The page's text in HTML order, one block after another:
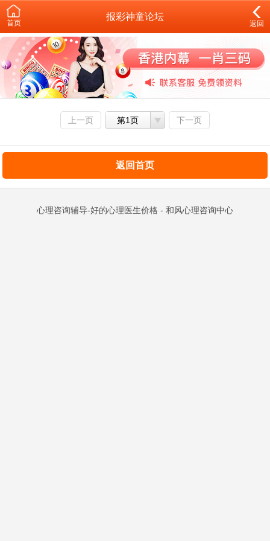
首页
报彩神童论坛
返回
上一页 第1页 下一页
返回首页
心理咨询辅导-好的心理医生价格 - 和风心理咨询中心